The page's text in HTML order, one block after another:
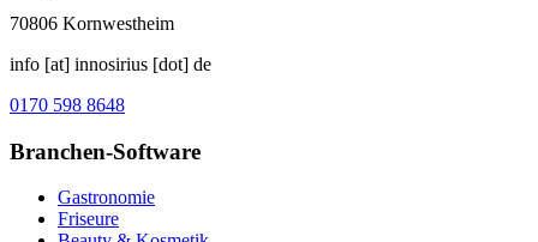
70806 Kornwestheim
info [at] innosirius [dot] de
0170 598 8648
Branchen-Software
Gastronomie
Friseure